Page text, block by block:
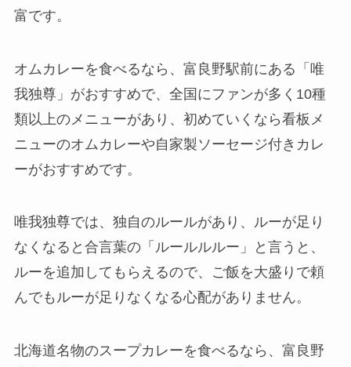
富です。
オムカレーを食べるなら、富良野駅前にある「唯
我独尊」がおすすめで、全国にファンが多く10種
類以上のメニューがあり、初めていくなら看板メ
ニューのオムカレーや自家製ソーセージ付きカレ
ーがおすすめです。
唯我独尊では、独自のルールがあり、ルーが足り
なくなると合言葉の「ルールルルー」と言うと、
ルーを追加してもらえるので、ご飯を大盛りで頼
んでもルーが足りなくなる心配がありません。
北海道名物のスープカレーを食べるなら、富良野